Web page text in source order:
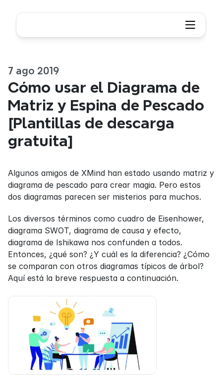
7 ago 2019
Cómo usar el Diagrama de
Matriz y Espina de Pescado
[Plantillas de descarga
gratuita]
Algunos amigos de XMind han estado usando matriz y
diagrama de pescado para crear magia. Pero estos
dos diagramas parecen ser misterios para muchos.
Los diversos términos como cuadro de Eisenhower,
diagrama SWOT, diagrama de causa y efecto,
diagrama de Ishikawa nos confunden a todos.
Entonces, ¿qué son? ¿Y cuál es la diferencia? ¿Cómo
se comparan con otros diagramas típicos de árbol?
Aquí está la breve respuesta a continuación.